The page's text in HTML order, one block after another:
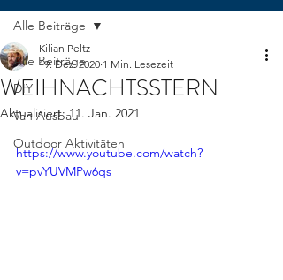
Alle Beiträge
DIY
Van Ausbau
Outdoor Aktivitäten
Alle Beiträge
WEIHNACHTSSTERN
Kilian Peltz
19. Dez. 2020 1 Min. Lesezeit
Aktualisiert:11. Jan. 2021
https://www.youtube.com/watch?
v=pvYUVMPw6qs